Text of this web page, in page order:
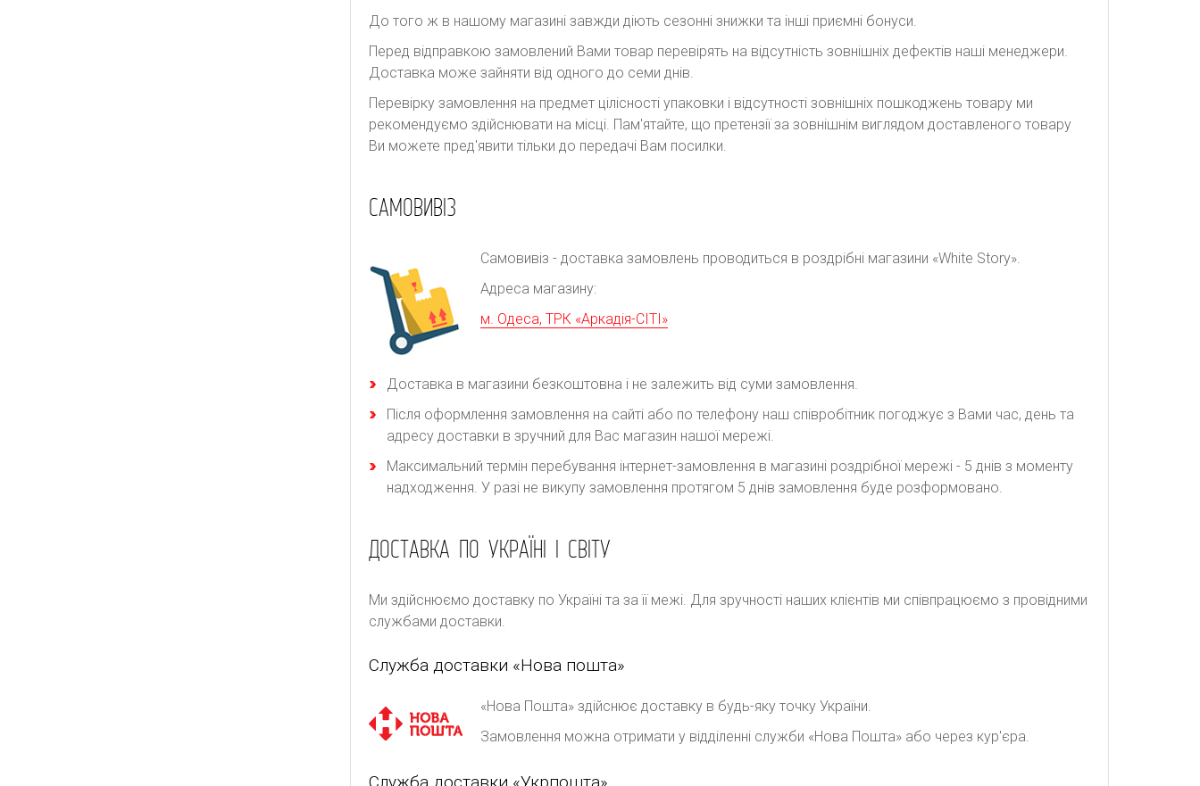
До того ж в нашому магазині завжди діють сезонні знижки та інші приємні бонуси.
Перед відправкою замовлений Вами товар перевірять на відсутність зовнішніх дефектів наші менеджери.
Доставка може зайняти від одного до семи днів.
Перевірку замовлення на предмет цілісності упаковки і відсутності зовнішніх пошкоджень товару ми
рекомендуємо здійснювати на місці. Пам'ятайте, що претензії за зовнішнім виглядом доставленого товару
Ви можете пред'явити тільки до передачі Вам посилки.
САМОВИВІЗ
Самовивіз - доставка замовлень проводиться в роздрібні магазини «White Story».
Адреса магазину:
м. Одеса, ТРК «Аркадія-СІТІ»
Доставка в магазини безкоштовна і не залежить від суми замовлення.
Після оформлення замовлення на сайті або по телефону наш співробітник погоджує з Вами час, день та
адресу доставки в зручний для Вас магазин нашої мережі.
Максимальний термін перебування інтернет-замовлення в магазині роздрібної мережі - 5 днів з моменту
надходження. У разі не викупу замовлення протягом 5 днів замовлення буде розформовано.
ДОСТАВКА ПО УКРАЇНІ І СВІТУ
Ми здійснюємо доставку по Україні та за її межі. Для зручності наших клієнтів ми співпрацюємо з провідними
службами доставки.
Служба доставки «Нова пошта»
«Нова Пошта» здійснює доставку в будь-яку точку України.
Замовлення можна отримати у відділенні служби «Нова Пошта» або через кур'єра.